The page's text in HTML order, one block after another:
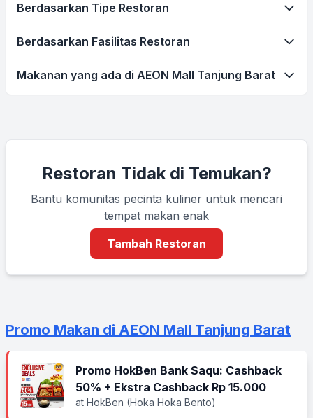
Berdasarkan Tipe Restoran
Berdasarkan Fasilitas Restoran
Makanan yang ada di AEON Mall Tanjung Barat
Restoran Tidak di Temukan?
Bantu komunitas pecinta kuliner untuk mencari
tempat makan enak
Tambah Restoran
Promo Makan di AEON Mall Tanjung Barat
Promo HokBen Bank Saqu: Cashback
50% + Ekstra Cashback Rp 15.000
at HokBen (Hoka Hoka Bento)